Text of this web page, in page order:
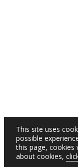
This site uses
possible
this page, cookies
about cookies,